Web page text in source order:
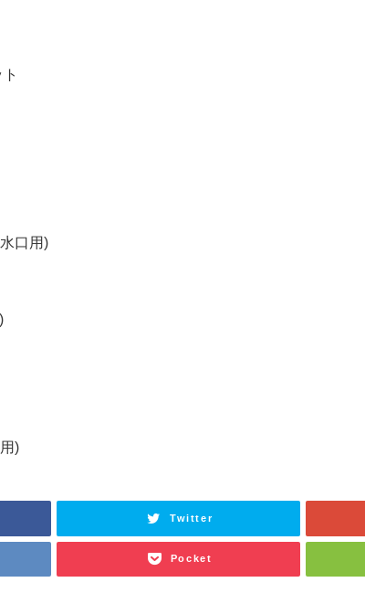
口用)
)
Twitter
Pocket